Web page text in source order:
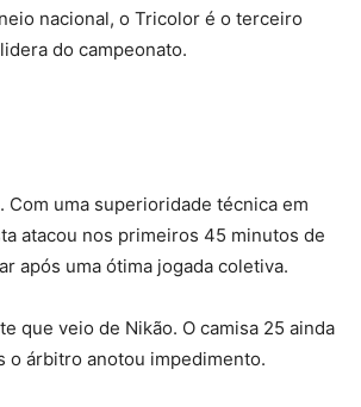
nacional, o Tricolor é o terceiro
do campeonato.
uma superioridade técnica em
atacou nos primeiros 45 minutos de
após uma ótima jogada coletiva.
que veio de Nikão. O camisa 25 ainda
o árbitro anotou impedimento.